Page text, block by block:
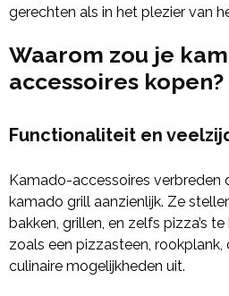
gerechten als in het plezier van
Waarom zou je
accessoires kopen?
Functionaliteit en
Kamado-accessoires verbreden
kamado grill aanzienlijk. Ze
bakken, grillen, en zelfs pizza’s
zoals een pizzasteen,
culinaire mogelijkheden uit.